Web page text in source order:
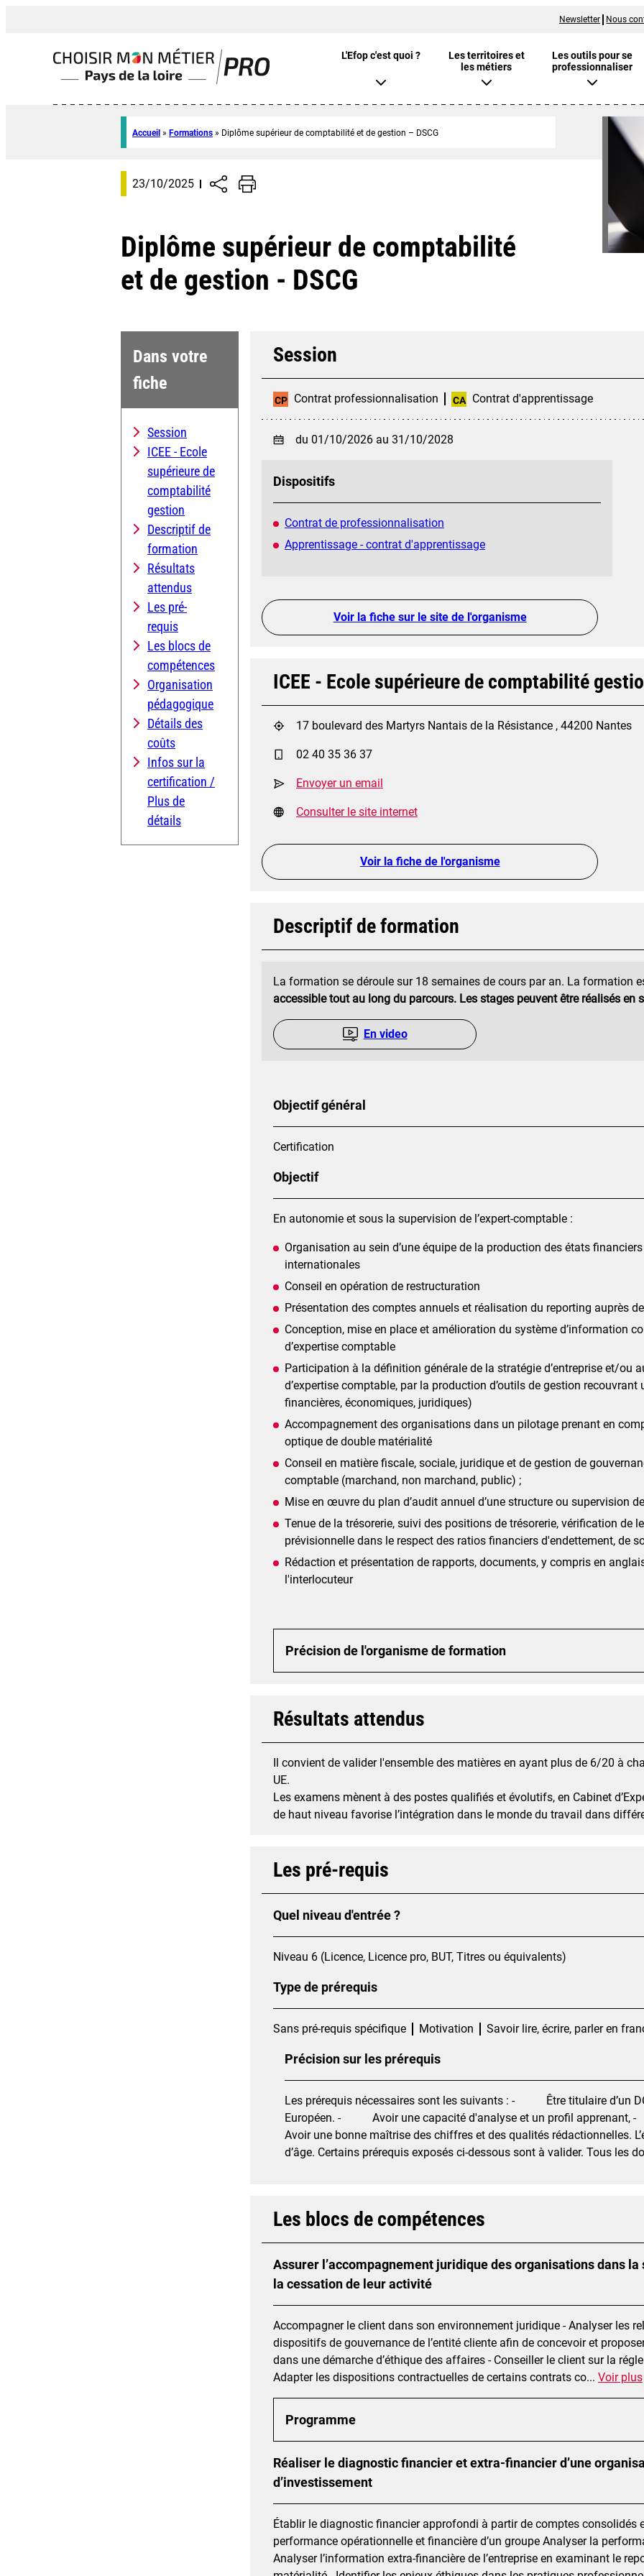
Newsletter Nous
L'Efop c'est quoi ?
Les territoires et
les métiers
Les outils pour se
professionnaliser
Accueil » Formations » Diplôme supérieur de comptabilité et de gestion – DSCG
23/10/2025
Diplôme supérieur de comptabilité
et de gestion - DSCG
Dans votre
fiche
Session
ICEE - Ecole
supérieure de
comptabilité
gestion
Descriptif de
formation
Résultats
attendus
Les pré-
requis
Les blocs de
compétences
Organisation
pédagogique
Détails des
coûts
Infos sur la
certification /
Plus de
détails
Session
CP Contrat professionnalisation CA Contrat d'apprentissage
du 01/10/2026 au 31/10/2028
Dispositifs
Contrat de professionnalisation
Apprentissage - contrat d'apprentissage
Voir la fiche sur le site de l'organisme
ICEE - Ecole supérieure de comptabilité
17 boulevard des Martyrs Nantais de la Résistance , 44200 Nantes
02 40 35 36 37
Envoyer un email
Consulter le site internet
Voir la fiche de l'organisme
Descriptif de formation
La formation se déroule sur 18 semaines de cours par an. La formation
accessible tout au long du parcours. Les stages peuvent être réalisés en
En video
Objectif général
Certification
Objectif
En autonomie et sous la supervision de l’expert-comptable :
Organisation au sein d’une équipe de la production des états
internationales
Conseil en opération de restructuration
Présentation des comptes annuels et réalisation du reporting auprès
Conception, mise en place et amélioration du système d’information
d’expertise comptable
Participation à la définition générale de la stratégie d’entreprise et/ou
d’expertise comptable, par la production d’outils de gestion
financières, économiques, juridiques)
Accompagnement des organisations dans un pilotage prenant en
optique de double matérialité
Conseil en matière fiscale, sociale, juridique et de gestion de
comptable (marchand, non marchand, public) ;
Mise en œuvre du plan d’audit annuel d’une structure ou supervision
Tenue de la trésorerie, suivi des positions de trésorerie, vérification
prévisionnelle dans le respect des ratios financiers d'endettement, de
Rédaction et présentation de rapports, documents, y compris en
l'interlocuteur
Précision de l'organisme de formation
Résultats attendus
Il convient de valider l'ensemble des matières en ayant plus de 6/20 à
UE.
Les examens mènent à des postes qualifiés et évolutifs, en Cabinet
de haut niveau favorise l’intégration dans le monde du travail dans
Les pré-requis
Quel niveau d'entrée ?
Niveau 6 (Licence, Licence pro, BUT, Titres ou équivalents)
Type de prérequis
Sans pré-requis spécifique Motivation Savoir lire, écrire, parler en
Précision sur les prérequis
Les prérequis nécessaires sont les suivants : - Être titulaire d’un
Européen. - Avoir une capacité d'analyse et un profil
Avoir une bonne maîtrise des chiffres et des qualités rédactionnelles.
d’âge. Certains prérequis exposés ci-dessous sont à valider. Tous les
Les blocs de compétences
Assurer l’accompagnement juridique des organisations dans
la cessation de leur activité
Accompagner le client dans son environnement juridique - Analyser les
dispositifs de gouvernance de l’entité cliente afin de concevoir et
dans une démarche d’éthique des affaires - Conseiller le client sur la
Adapter les dispositions contractuelles de certains contrats co... Voir plus
Programme
Réaliser le diagnostic financier et extra-financier d’une
d’investissement
Établir le diagnostic financier approfondi à partir de comptes
performance opérationnelle et financière d’un groupe Analyser la
Analyser l’information extra-financière de l’entreprise en examinant le